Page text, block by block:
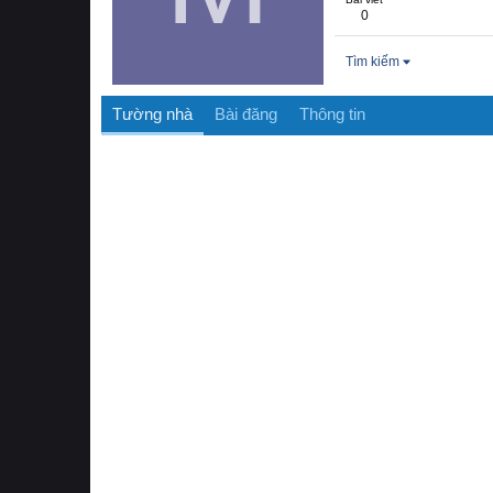
0
Tìm kiếm
Tường nhà Bài đăng Thông tin